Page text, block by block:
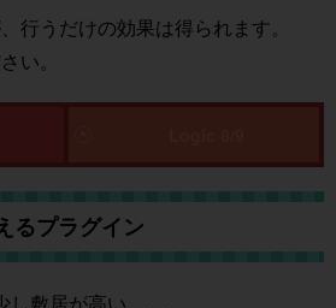
行うだけの効果は得られます。
い。
るプラグイン
敷居が高い、、、